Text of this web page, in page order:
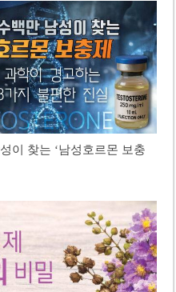
이 찾는 ‘남성호르몬 보충